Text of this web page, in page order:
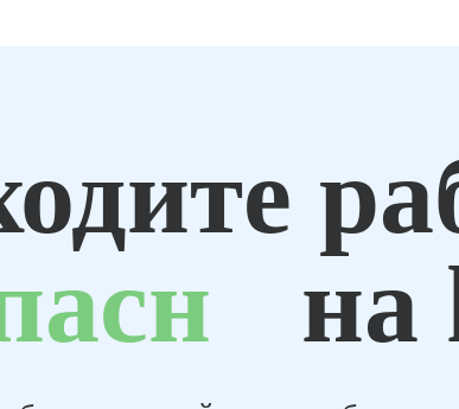
на